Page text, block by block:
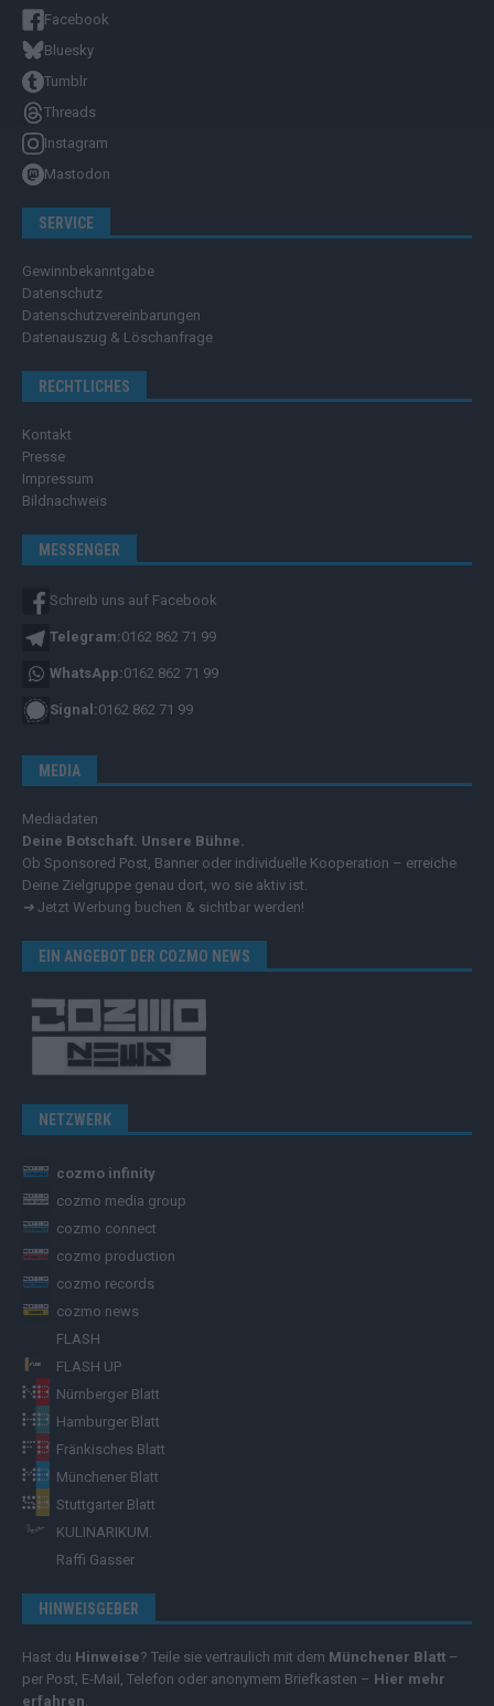
Facebook
Bluesky
Tumblr
Threads
Instagram
Mastodon
SERVICE
Gewinnbekanntgabe
Datenschutz
Datenschutzvereinbarungen
Datenauszug & Löschanfrage
RECHTLICHES
Kontakt
Presse
Impressum
Bildnachweis
MESSENGER
Schreib uns auf Facebook
Telegram:0162 862 71 99
WhatsApp:0162 862 71 99
Signal:0162 862 71 99
MEDIA
Mediadaten
Deine Botschaft. Unsere Bühne.
Ob Sponsored Post, Banner oder individuelle Kooperation – erreiche
Deine Zielgruppe genau dort, wo sie aktiv ist.
➔ Jetzt Werbung buchen & sichtbar werden!
EIN ANGEBOT DER COZMO NEWS
NETZWERK
cozmo infinity
cozmo media group
cozmo connect
cozmo production
cozmo records
cozmo news
FLASH
FLASH UP
Nürnberger Blatt
Hamburger Blatt
Fränkisches Blatt
Münchener Blatt
Stuttgarter Blatt
KULINARIKUM.
Raffi Gasser
HINWEISGEBER
Hast du Hinweise? Teile sie vertraulich mit dem Münchener Blatt –
per Post, E-Mail, Telefon oder anonymem Briefkasten – Hier mehr
erfahren.